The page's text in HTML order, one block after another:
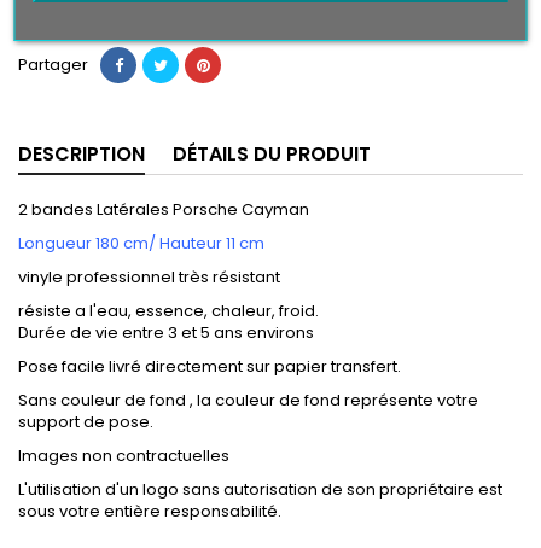
Partager
DESCRIPTION DÉTAILS DU PRODUIT
2 bandes Latérales Porsche Cayman
Longueur 180 cm/ Hauteur 11 cm
vinyle professionnel très résistant
résiste a l'eau, essence, chaleur, froid.
Durée de vie entre 3 et 5 ans environs
Pose facile livré directement sur papier transfert.
Sans couleur de fond , la couleur de fond représente votre
support de pose.
Images non contractuelles
L'utilisation d'un logo sans autorisation de son propriétaire est
sous votre entière responsabilité.